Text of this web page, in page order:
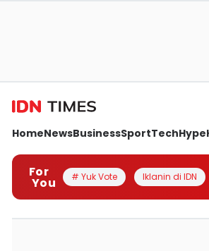
HomeNewsBusinessSportTechHype
For
You # Yuk Vote Iklanin di IDN